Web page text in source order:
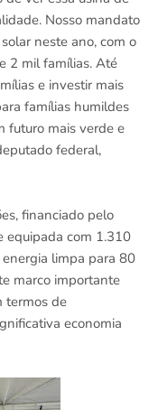
Nosso mandato
neste ano, com o
2 mil famílias. Até
e investir mais
famílias humildes
futuro mais verde e
federal,
financiado pelo
equipada com 1.310
limpa para 80
marco importante
termos de
economia